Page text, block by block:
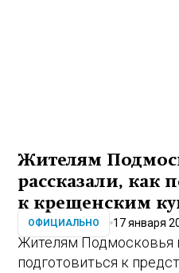
Жителям
рассказали, как
к крещенским
ОФИЦИАЛЬНО 17 января
Жителям Подмосковья
подготовиться к